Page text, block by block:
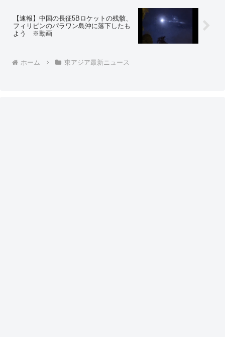
【速報】中国の長征5Bロケットの残骸、
フィリピンのパラワン島沖に落下したも
よう ※動画
ホーム 東アジア最新ニュース